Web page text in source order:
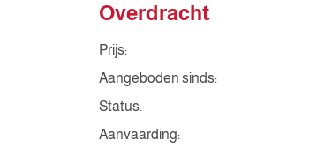
Overdracht
Prijs:
Aangeboden sinds:
Status:
Aanvaarding: